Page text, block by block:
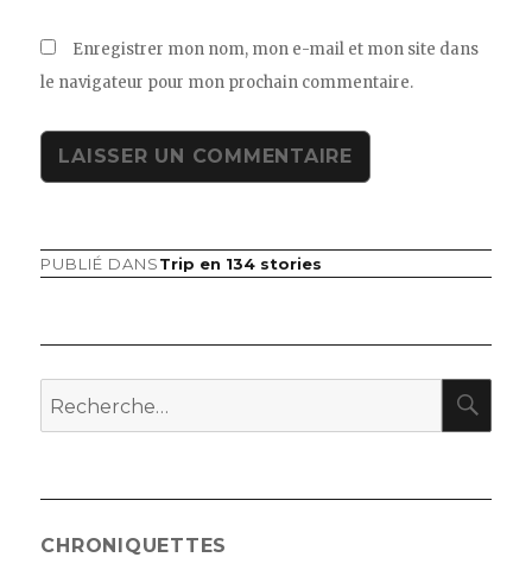
Enregistrer mon nom, mon e-mail et mon site dans
le navigateur pour mon prochain commentaire.
Navigation
l’article
PUBLIÉ DANSTrip en 134 stories
Recherche
pour
CHRONIQUETTES